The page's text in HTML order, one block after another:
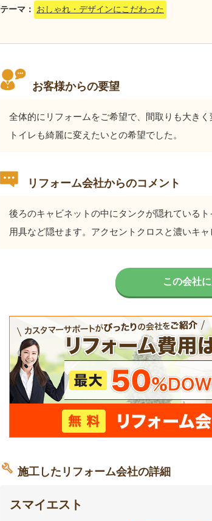
テーマ： おしゃれ・デザインにこだわった
お客様からの要望
全体的にリフォームをご希望で、間取りも大きく
トイレも綺麗に変えたいとの希望でした。
リフォーム会社からのコメント
後ろのキャビネットの中にタンクが隠れている
用具など隠せます。アクセントクロスと濃いキ
この会社
施工したリフォーム会社の詳細
スマイエスト